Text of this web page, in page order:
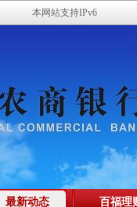
本网站支持IPv6
最新动态 百福理